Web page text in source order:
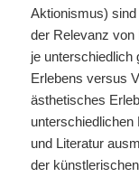
Aktionismus)
der Relevanz von
je unterschiedlich
Erlebens versus
ästhetisches
und Literatur
der